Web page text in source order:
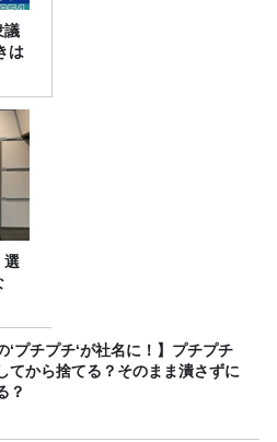
議
は
選
‘プチプチ‘が社名に！】プチプチ
てから捨てる？そのまま潰さずに
？